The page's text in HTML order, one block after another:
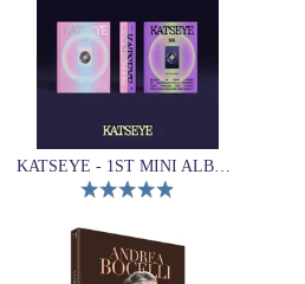
KATSEYE - 1ST MINI ALBUM (SIS (Soft Is Strong))